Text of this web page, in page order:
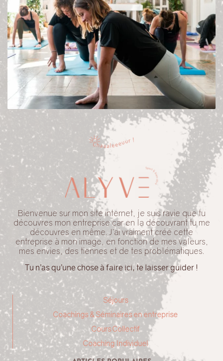
Bienvenue sur mon site internet, je suis ravie que tu
découvres mon entreprise car en la découvrant tu me
découvres en même. J’ai vraiment créé cette
entreprise à mon image, en fonction de mes valeurs,
mes envies, des tiennes et de tes problématiques.
Tu n’as qu’une chose à faire ici, te laisser guider !
Séjours
Coachings & Séminaires en entreprise
Cours Collectif
Coaching Individuel